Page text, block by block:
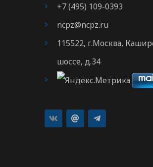
+7 (495) 109-0393
ncpz@ncpz.ru
115522, г.Москва,
шоссе, д.34